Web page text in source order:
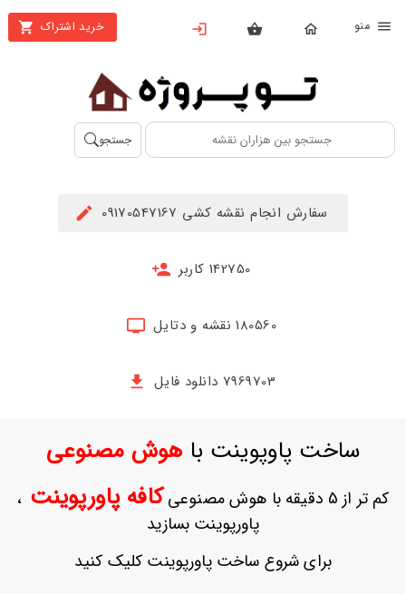
خرید اشتراک
بستن
محصولات
تهیه
اشتراک
حساب
ثبت
بازیابی
جستجو
سفارش انجام نقشه کشی 09170547167
142750 کاربر
180560 نقشه و دتایل
7969703 دانلود فایل
ساخت پاوپوینت باهوش مصنوعی
کم تر از 5 دقیقه با هوش مصنوعی کافه پاورپوینت ،
پاورپوینت بسازید
برای شروع ساخت پاورپوینت کلیک کنید